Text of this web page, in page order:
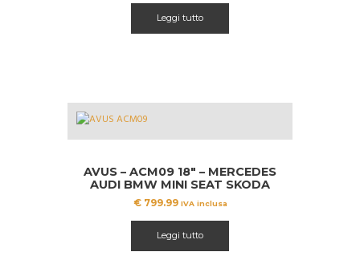
Leggi tutto
AVUS – ACM09 18″ – MERCEDES
AUDI BMW MINI SEAT SKODA
VW
€799.99 IVA inclusa
Leggi tutto